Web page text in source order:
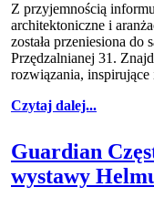
Z przyjemnością
architektoniczne i
została przeniesiona
Przędzalnianej 31.
rozwiązania, inspirujące
Czytaj dalej...
Guardian
wystawy